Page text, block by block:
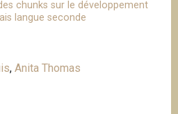
chunks sur le développement
langue seconde
, Anita Thomas